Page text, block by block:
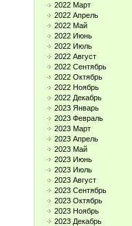
2022 Март
2022 Апрель
2022 Май
2022 Июнь
2022 Июль
2022 Август
2022 Сентябрь
2022 Октябрь
2022 Ноябрь
2022 Декабрь
2023 Январь
2023 Февраль
2023 Март
2023 Апрель
2023 Май
2023 Июнь
2023 Июль
2023 Август
2023 Сентябрь
2023 Октябрь
2023 Ноябрь
2023 Декабрь